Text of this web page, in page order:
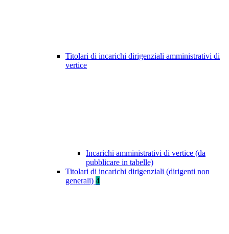
Titolari di incarichi dirigenziali amministrativi di
vertice
Incarichi amministrativi di vertice (da
pubblicare in tabelle)
Titolari di incarichi dirigenziali (dirigenti non
generali) 4